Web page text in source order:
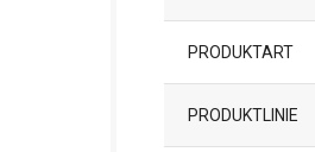
PRODUKTART
PRODUKTLINIE